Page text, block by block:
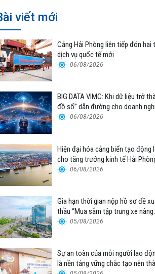
viết mới
Cảng Hải Phòng liên tiếp đón hai
dịch vụ quốc tế mới
06/08/2026
BIG DATA VIMC: Khi dữ liệu trở
đồ số” dẫn đường cho doanh
hải 06/08/2026
Hiện đại hóa cảng biển tạo động
cho tăng trưởng kinh tế Hải
06/08/2026
Gia hạn thời gian nộp hồ sơ đề
thầu “Mua sắm tập trung xe nâng
container thuộc Tổng công ty
05/08/2026
Sự an toàn của mỗi người lao
là nền tảng vững chắc tạo nên